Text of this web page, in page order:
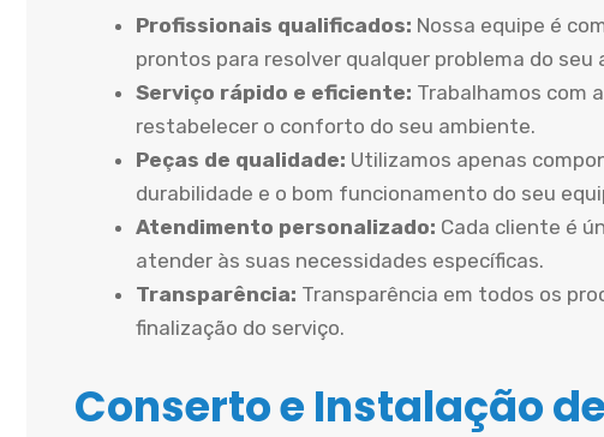
Profissionais qualificados: Nossa equipe é
prontos para resolver qualquer problema do seu
Serviço rápido e eficiente: Trabalhamos com
restabelecer o conforto do seu ambiente.
Peças de qualidade: Utilizamos apenas
durabilidade e o bom funcionamento do seu
Atendimento personalizado: Cada cliente é
atender às suas necessidades específicas.
Transparência: Transparência em todos os
finalização do serviço.
Conserto e Instalação